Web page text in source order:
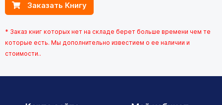
Заказать Книгу
* Заказ книг которых нет на складе берет больше времени чем те
которые есть. Мы дополнительно известием о ее наличии и
стоимости..